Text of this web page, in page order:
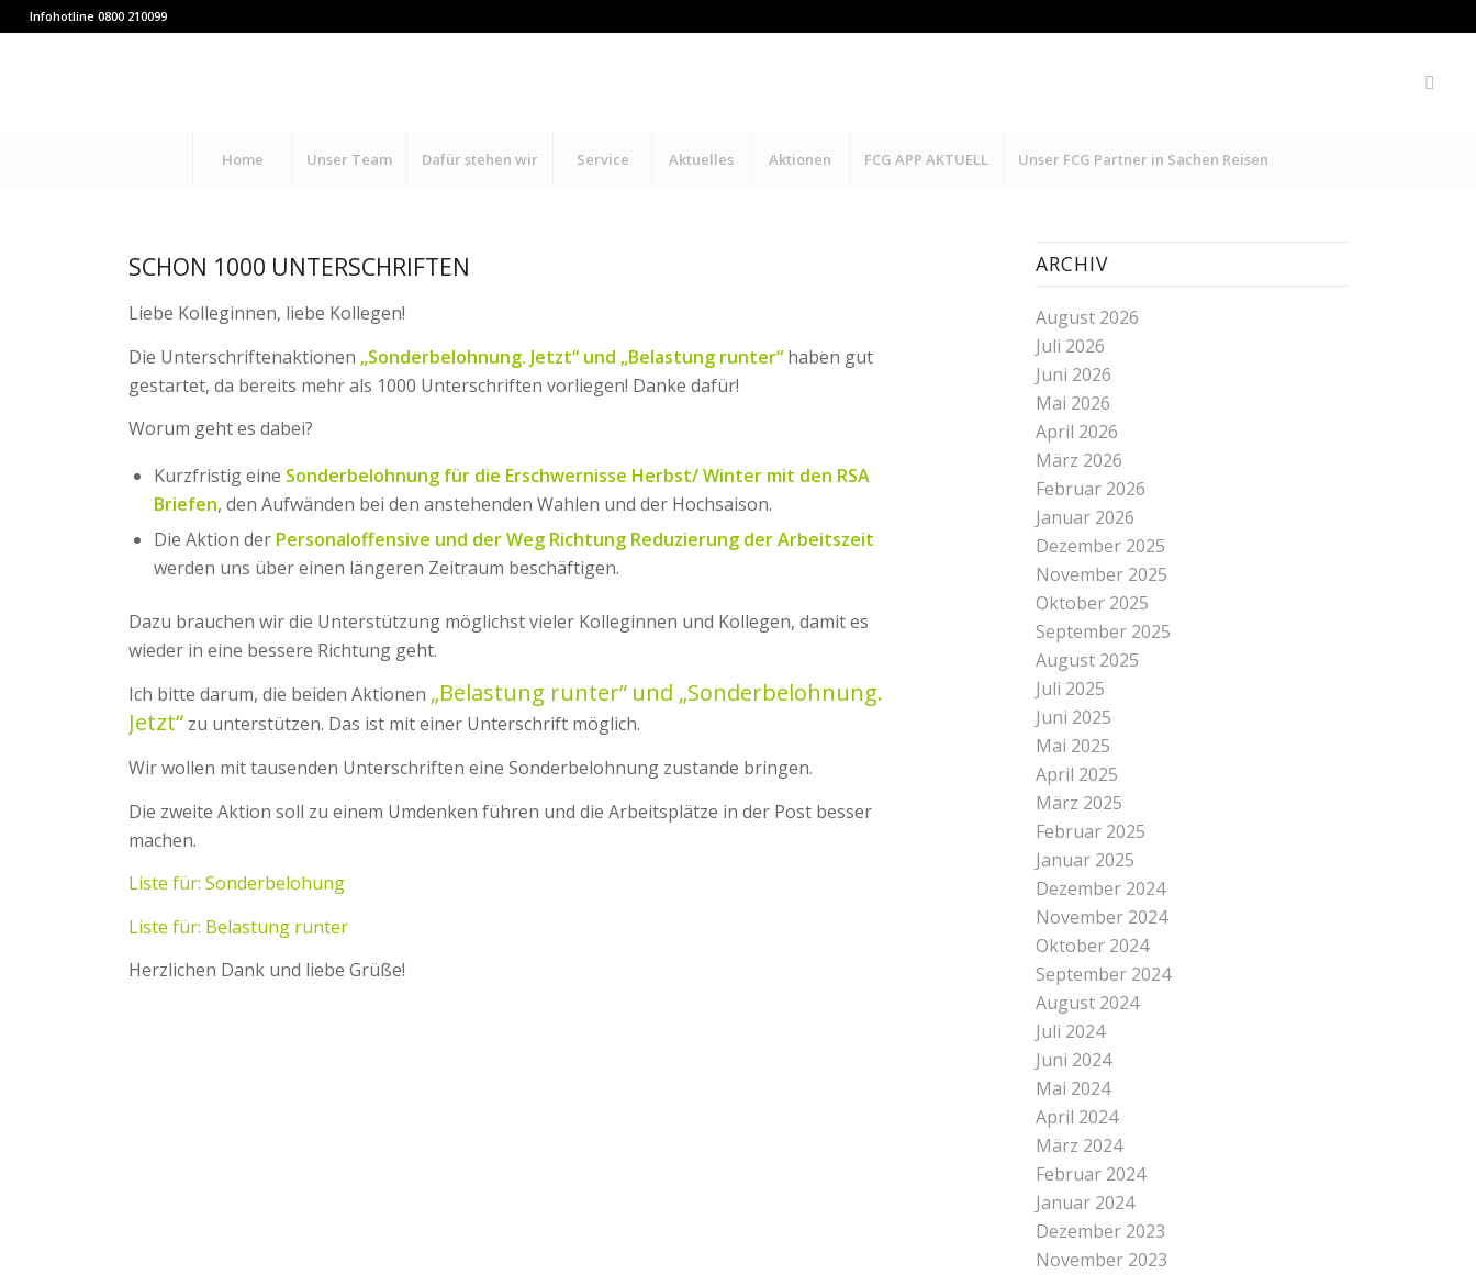
Infohotline 0800 210099
Home Unser Team Dafür stehen wir Service Aktuelles Aktionen FCG APP AKTUELL Unser FCG Partner in Sachen Reisen
SCHON 1000 UNTERSCHRIFTEN
Liebe Kolleginnen, liebe Kollegen!
Die Unterschriftenaktionen „Sonderbelohnung. Jetzt“ und „Belastung runter“ haben gut
gestartet, da bereits mehr als 1000 Unterschriften vorliegen! Danke dafür!
Worum geht es dabei?
Kurzfristig eine Sonderbelohnung für die Erschwernisse Herbst/ Winter mit den RSA
Briefen, den Aufwänden bei den anstehenden Wahlen und der Hochsaison.
Die Aktion der Personaloffensive und der Weg Richtung Reduzierung der Arbeitszeit
werden uns über einen längeren Zeitraum beschäftigen.
Dazu brauchen wir die Unterstützung möglichst vieler Kolleginnen und Kollegen, damit es
wieder in eine bessere Richtung geht.
Ich bitte darum, die beiden Aktionen „Belastung runter“ und „Sonderbelohnung.
Jetzt“ zu unterstützen. Das ist mit einer Unterschrift möglich.
Wir wollen mit tausenden Unterschriften eine Sonderbelohnung zustande bringen.
Die zweite Aktion soll zu einem Umdenken führen und die Arbeitsplätze in der Post besser
machen.
Liste für: Sonderbelohung
Liste für: Belastung runter
Herzlichen Dank und liebe Grüße!
ARCHIV
August 2026
Juli 2026
Juni 2026
Mai 2026
April 2026
März 2026
Februar 2026
Januar 2026
Dezember 2025
November 2025
Oktober 2025
September 2025
August 2025
Juli 2025
Juni 2025
Mai 2025
April 2025
März 2025
Februar 2025
Januar 2025
Dezember 2024
November 2024
Oktober 2024
September 2024
August 2024
Juli 2024
Juni 2024
Mai 2024
April 2024
März 2024
Februar 2024
Januar 2024
Dezember 2023
November 2023